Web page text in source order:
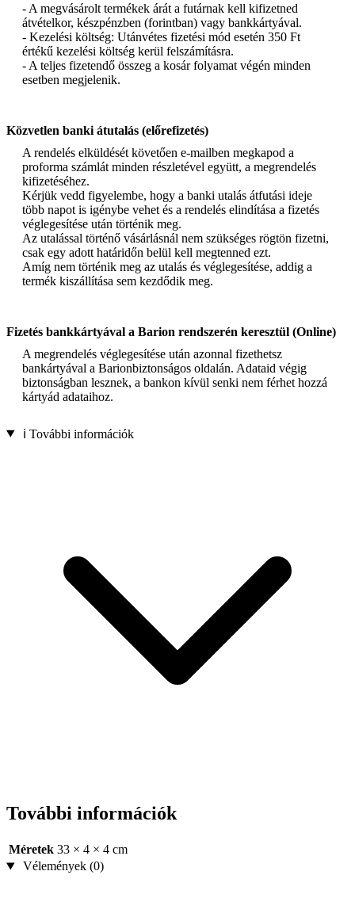
- A megvásárolt termékek árát a futárnak kell kifizetned
átvételkor, készpénzben (forintban) vagy bankkártyával.
- Kezelési költség: Utánvétes fizetési mód esetén 350 Ft
értékű kezelési költség kerül felszámításra.
- A teljes fizetendő összeg a kosár folyamat végén minden
esetben megjelenik.
Közvetlen banki átutalás (előrefizetés)
A rendelés elküldését követően e-mailben megkapod a
proforma számlát minden részletével együtt, a megrendelés
kifizetéséhez.
Kérjük vedd figyelembe, hogy a banki utalás átfutási ideje
több napot is igénybe vehet és a rendelés elindítása a fizetés
véglegesítése után történik meg.
Az utalással történő vásárlásnál nem szükséges rögtön fizetni,
csak egy adott határidőn belül kell megtenned ezt.
Amíg nem történik meg az utalás és véglegesítése, addig a
termék kiszállítása sem kezdődik meg.
Fizetés bankkártyával a Barion rendszerén keresztül (Online)
A megrendelés véglegesítése után azonnal fizethetsz
bankártyával a Barionbiztonságos oldalán. Adataid végig
biztonságban lesznek, a bankon kívül senki nem férhet hozzá
kártyád adataihoz.
ℹ️ További információk
További információk
Méretek 33 × 4 × 4 cm
Vélemények (0)